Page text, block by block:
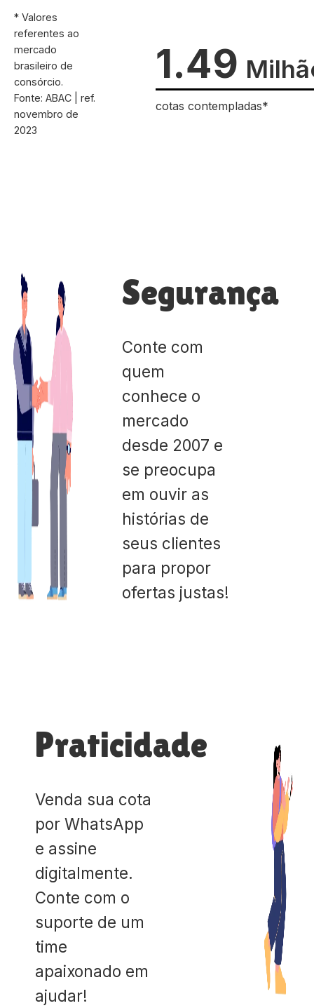
* Valores
referentes ao
mercado
brasileiro de
consórcio.
Fonte: ABAC | ref.
novembro de
2023
1.49
cotas contempladas*
Segurança
Conte com
quem
conhece o
mercado
desde 2007 e
se preocupa
em ouvir as
histórias de
seus clientes
para propor
ofertas justas!
Praticidade
Venda sua cota
por WhatsApp
e assine
digitalmente.
Conte com o
suporte de um
time
apaixonado em
ajudar!